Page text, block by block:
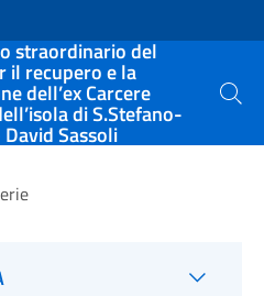
straordinario del
il recupero e la
dell’ex Carcere
di S.Stefano-
Sassoli
Cerca